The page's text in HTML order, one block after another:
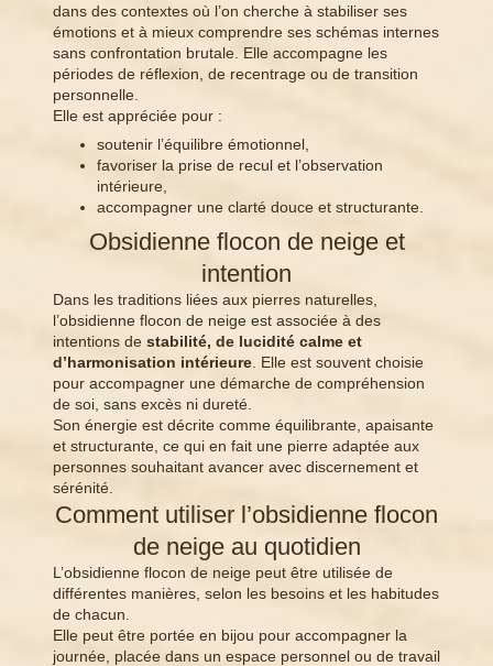
dans des contextes où l’on cherche à stabiliser ses
émotions et à mieux comprendre ses schémas internes
sans confrontation brutale. Elle accompagne les
périodes de réflexion, de recentrage ou de transition
personnelle.
Elle est appréciée pour :
soutenir l’équilibre émotionnel,
favoriser la prise de recul et l’observation
intérieure,
accompagner une clarté douce et structurante.
Obsidienne flocon de neige et
intention
Dans les traditions liées aux pierres naturelles,
l’obsidienne flocon de neige est associée à des
intentions de stabilité, de lucidité calme et
d’harmonisation intérieure . Elle est souvent choisie
pour accompagner une démarche de compréhension
de soi, sans excès ni dureté.
Son énergie est décrite comme équilibrante, apaisante
et structurante, ce qui en fait une pierre adaptée aux
personnes souhaitant avancer avec discernement et
sérénité.
Comment utiliser l’obsidienne flocon
de neige au quotidien
L’obsidienne flocon de neige peut être utilisée de
différentes manières, selon les besoins et les habitudes
de chacun.
Elle peut être portée en bijou pour accompagner la
journée, placée dans un espace personnel ou de travail